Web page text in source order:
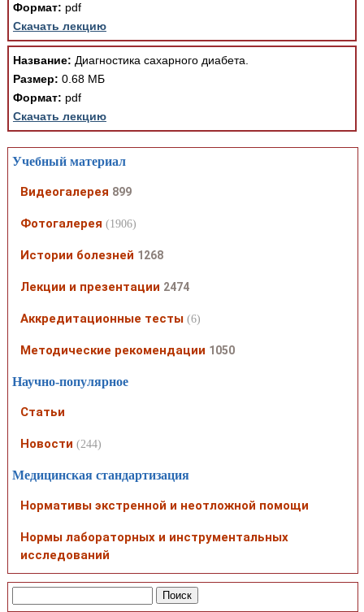
Формат: pdf
Скачать лекцию
Название: Диагностика сахарного диабета.
Размер: 0.68 МБ
Формат: pdf
Скачать лекцию
Учебный материал
Видеогалерея 899
Фотогалерея (1906)
Истории болезней 1268
Лекции и презентации 2474
Аккредитационные тесты (6)
Методические рекомендации 1050
Научно-популярное
Статьи
Новости (244)
Медицинская стандартизация
Нормативы экстренной и неотложной помощи
Нормы лабораторных и инструментальных
исследований